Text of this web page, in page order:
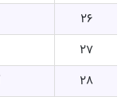
26
27
28